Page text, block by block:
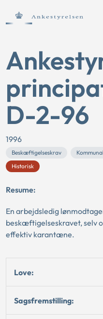
D-2-96
1996
Beskæftigelseskrav Kommunal
Historisk
Resume:
En arbejdsledig
beskæftigelseskravet, selv
effektiv karantæne.
Love:
Sagsfremstilling: